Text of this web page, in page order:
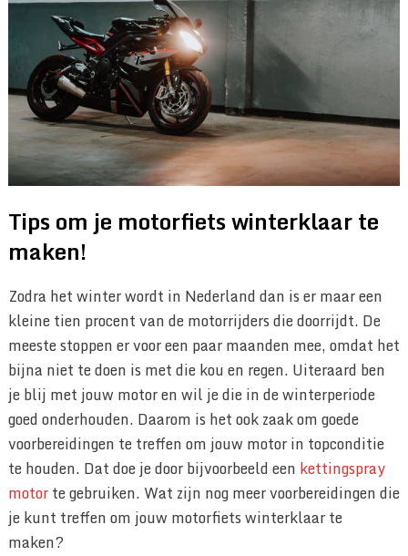
Tips om je motorfiets winterklaar te
maken!
Zodra het winter wordt in Nederland dan is er maar een
kleine tien procent van de motorrijders die doorrijdt. De
meeste stoppen er voor een paar maanden mee, omdat het
bijna niet te doen is met die kou en regen. Uiteraard ben
je blij met jouw motor en wil je die in de winterperiode
goed onderhouden. Daarom is het ook zaak om goede
voorbereidingen te treffen om jouw motor in topconditie
te houden. Dat doe je door bijvoorbeeld een kettingspray
motorte gebruiken. Wat zijn nog meer voorbereidingen die
je kunt treffen om jouw motorfiets winterklaar te
maken?